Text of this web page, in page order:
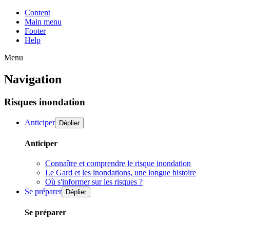
Content
Main menu
Footer
Help
Menu
Navigation
Risques inondation
Anticiper Déplier
Anticiper
Connaître et comprendre le risque inondation
Le Gard et les inondations, une longue histoire
Où s'informer sur les risques ?
Se préparer
Déplier
Se préparer